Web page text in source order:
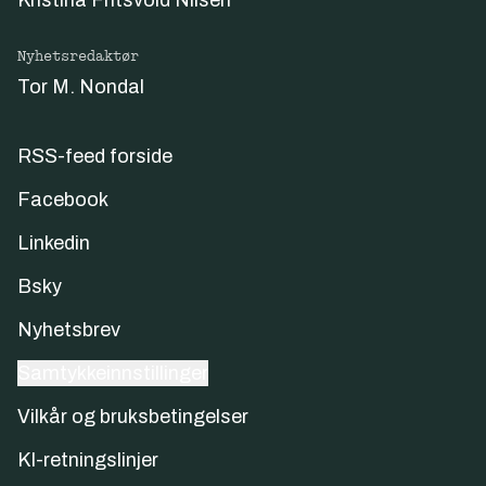
Nyhetsredaktør
Tor M. Nondal
RSS-feed forside
Facebook
Linkedin
Bsky
Nyhetsbrev
Vilkår og bruksbetingelser
KI-retningslinjer